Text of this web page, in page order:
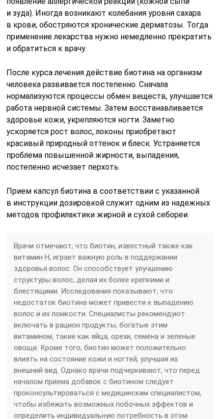
и зуда). Иногда возникают колебания уровня сахара
в крови, обостряются хронические дерматозы. Тогда
применение лекарства нужно немедленно прекратить
и обратиться к врачу.
После курса лечения действие биотина на организм
человека развивается постепенно. Сначала
нормализуются процессы обмен веществ, улучшается
работа нервной системы. Затем восстанавливается
здоровье кожи, укрепляются ногти. Заметно
ускоряется рост волос, локоны приобретают
красивый природный оттенок и блеск. Устраняется
проблема повышенной жирности, выпадения,
постепенно исчезает перхоть.
Прием капсул биотина в соответствии с указанной
в инструкции дозировкой служит одним из надежных
методов профилактики жирной и сухой себореи.
Врачи отмечают, что биотин, известный также как
витамин H, играет важную роль в поддержании
здоровья волос. Он способствует улучшению
структуры волос, делая их более крепкими и
блестящими. Исследования показывают, что
недостаток биотина может привести к выпадению
волос и их ломкости. Специалисты рекомендуют
включать в рацион продукты, богатые этим
витамином, такие как яйца, орехи, семена и зеленые
овощи. Кроме того, биотин может положительно
влиять на состояние кожи и ногтей, улучшая их
внешний вид. Однако врачи подчеркивают, что перед
началом приема добавок с биотином следует
проконсультироваться с медицинским специалистом,
чтобы избежать возможных побочных эффектов и
определить индивидуальную потребность в этом